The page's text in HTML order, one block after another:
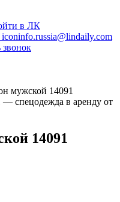
в ЛК
info.russia@lindaily.com
звонок
мужской 14091
14091